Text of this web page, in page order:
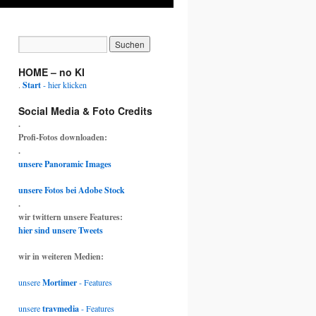
HOME – no KI
. Start- hier klicken
Social Media & Foto Credits
.
Profi-Fotos downloaden:
.
unsere Panoramic Images
unsere Fotos bei Adobe Stock
.
wir twittern unsere Features:
hier sind unsere Tweets
wir in weiteren Medien:
unsereMortimer- Features
unseretravmedia- Features